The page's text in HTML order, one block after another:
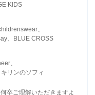
KIDS
、
、BLUE CROSS
、
リンのソフィ
卒ご理解いただきますよ